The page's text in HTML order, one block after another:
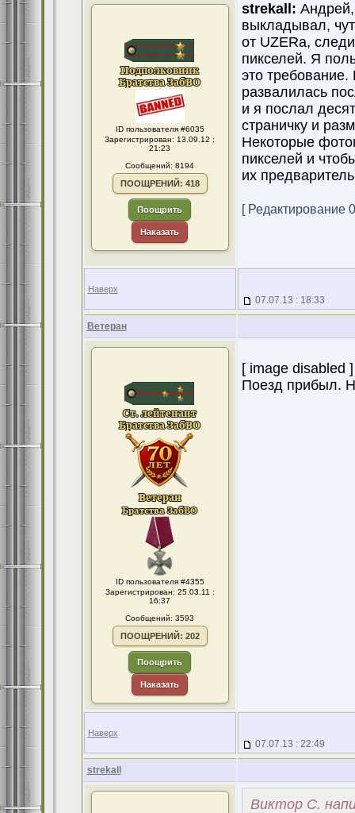
ID пользователя #6035
Зарегистрирован: 13.09.12 :
21:23
Сообщений: 8194
ПООЩРЕНИЙ: 418
Поощрить
Наказать
strekall:
выкладывал,
от UZERа,
пикселей. Я
это
развалилась
и я послал
страничку и
Некоторые
пикселей и
их
[ Редактирование
Наверх
07.07.13 : 18:33
Ветеран
ID пользователя #4355
Зарегистрирован: 25.03.11 :
16:37
Сообщений: 3593
ПООЩРЕНИЙ: 202
Поощрить
Наказать
[ image disabled ]
Поезд прибыл.
Наверх
07.07.13 : 22:49
strekall
Виктор С.